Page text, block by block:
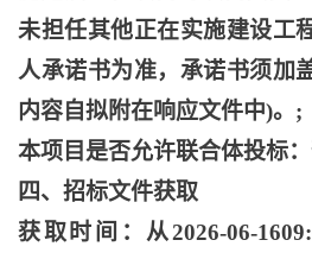
未担任其他正在实施建设工
人承诺书为准，承诺书须加
内容自拟附在响应文件中)。;
本项目是否允许联合体投标：
四、招标文件获取
获取时间：从2026-06-